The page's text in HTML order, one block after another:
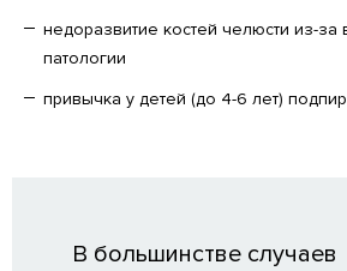
недоразвитие костей челюсти из-за
патологии
привычка у детей (до 4-6 лет)
В большинстве случаев